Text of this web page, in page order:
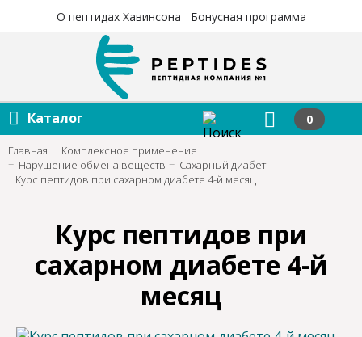
О пептидах Хавинсона Бонусная программа
Каталог 0
Главная
Комплексное применение
Нарушение обмена веществ
Сахарный диабет
Курс пептидов при сахарном диабете 4-й месяц
Курс пептидов при
сахарном диабете 4-й
месяц